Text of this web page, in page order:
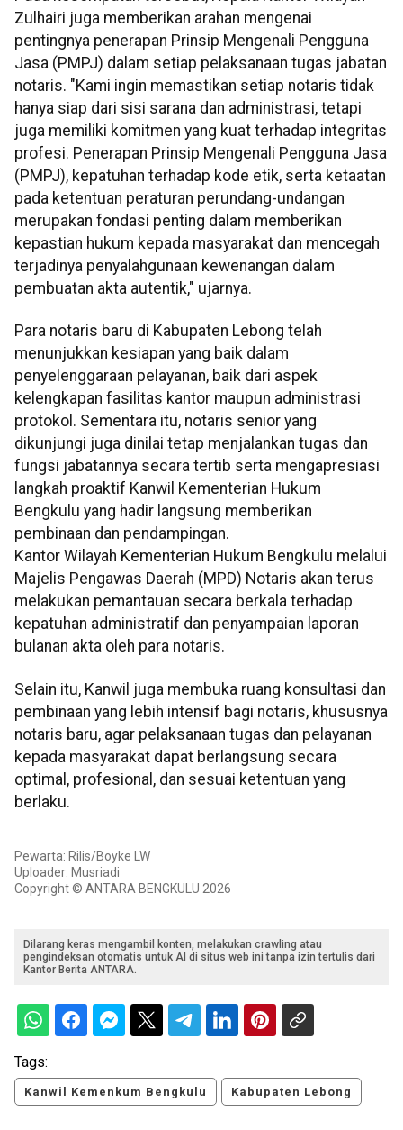
Zulhairi juga memberikan arahan mengenai
pentingnya penerapan Prinsip Mengenali Pengguna
Jasa (PMPJ) dalam setiap pelaksanaan tugas jabatan
notaris. "Kami ingin memastikan setiap notaris tidak
hanya siap dari sisi sarana dan administrasi, tetapi
juga memiliki komitmen yang kuat terhadap integritas
profesi. Penerapan Prinsip Mengenali Pengguna Jasa
(PMPJ), kepatuhan terhadap kode etik, serta ketaatan
pada ketentuan peraturan perundang-undangan
merupakan fondasi penting dalam memberikan
kepastian hukum kepada masyarakat dan mencegah
terjadinya penyalahgunaan kewenangan dalam
pembuatan akta autentik," ujarnya.
Para notaris baru di Kabupaten Lebong telah
menunjukkan kesiapan yang baik dalam
penyelenggaraan pelayanan, baik dari aspek
kelengkapan fasilitas kantor maupun administrasi
protokol. Sementara itu, notaris senior yang
dikunjungi juga dinilai tetap menjalankan tugas dan
fungsi jabatannya secara tertib serta mengapresiasi
langkah proaktif Kanwil Kementerian Hukum
Bengkulu yang hadir langsung memberikan
pembinaan dan pendampingan.
Kantor Wilayah Kementerian Hukum Bengkulu melalui
Majelis Pengawas Daerah (MPD) Notaris akan terus
melakukan pemantauan secara berkala terhadap
kepatuhan administratif dan penyampaian laporan
bulanan akta oleh para notaris.
Selain itu, Kanwil juga membuka ruang konsultasi dan
pembinaan yang lebih intensif bagi notaris, khususnya
notaris baru, agar pelaksanaan tugas dan pelayanan
kepada masyarakat dapat berlangsung secara
optimal, profesional, dan sesuai ketentuan yang
berlaku.
Pewarta: Rilis/Boyke LW
Uploader: Musriadi
Copyright © ANTARA BENGKULU 2026
Dilarang keras mengambil konten, melakukan crawling atau
pengindeksan otomatis untuk AI di situs web ini tanpa izin tertulis dari
Kantor Berita ANTARA.
Tags:
Kanwil Kemenkum Bengkulu Kabupaten Lebong